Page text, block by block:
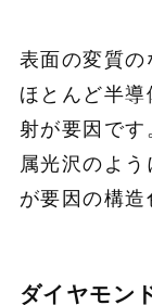
表面の変質の
ほとんど半
射が要因で
属光沢のよ
が要因の構造
ダイヤモン